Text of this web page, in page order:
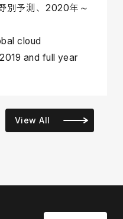
別予測、2020年～
cloud
and full year
View All